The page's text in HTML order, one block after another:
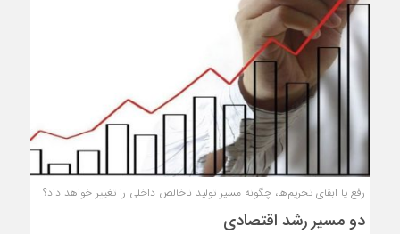
اشتغال بهبود نمی‌یابد و تورم نیز در سطحی بالا و مزمن ادامه پیدا می‌کند.
این وضعیت، اقتصاد را در حالت تعلیق نگه می‌دارد. در مقابل، سناریوی توافق و
رفع تحریم‌ها بهترین چشم‌انداز را برای فعالان ارائه می‌دهد. کاهش نااطمینانی
و منابع مالی خارجی، رشد اقتصادی را تقویت می‌کند. همچنین اشتغال افزایش
و تورم نیز کاهش می‌یابد؛ هرچند این روند تدریجی است. در مجموع، حرکت
به سمت توافق، کم‌هزینه‌ترین و موثرترین مسیر برای بهبود پایدار از نظر فعالان
اقتصادی است.
رفع یا ابقای تحریم‌ها، چگونه مسیر تولید ناخالص داخلی را تغییر خواهد داد؟
دو مسیر رشد اقتصادی